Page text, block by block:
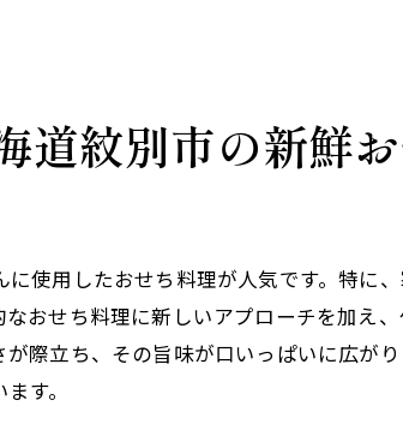
ち合う新年の喜び
食材の魅力
られた料理人の心意気
大限に活かす調理法
元の豊かな食文化
道紋別市の新鮮
使用したおせち料理が人気です。特に
おせち料理に新しいアプローチを加え
際立ち、その旨味が口いっぱいに広が
す。